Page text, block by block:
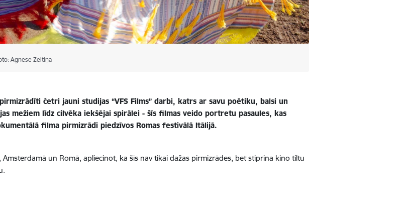
Agnese Zeltiņa
četri jauni studijas “VFS Films” darbi, katrs ar savu poētiku, balsi un
mežiem līdz cilvēka iekšējai spirālei - šīs filmas veido portretu pasaules, kas
filma pirmizrādi piedzīvos Romas festivālā Itālijā.
un Romā, apliecinot, ka šīs nav tikai dažas pirmizrādes, bet stiprina kino tiltu